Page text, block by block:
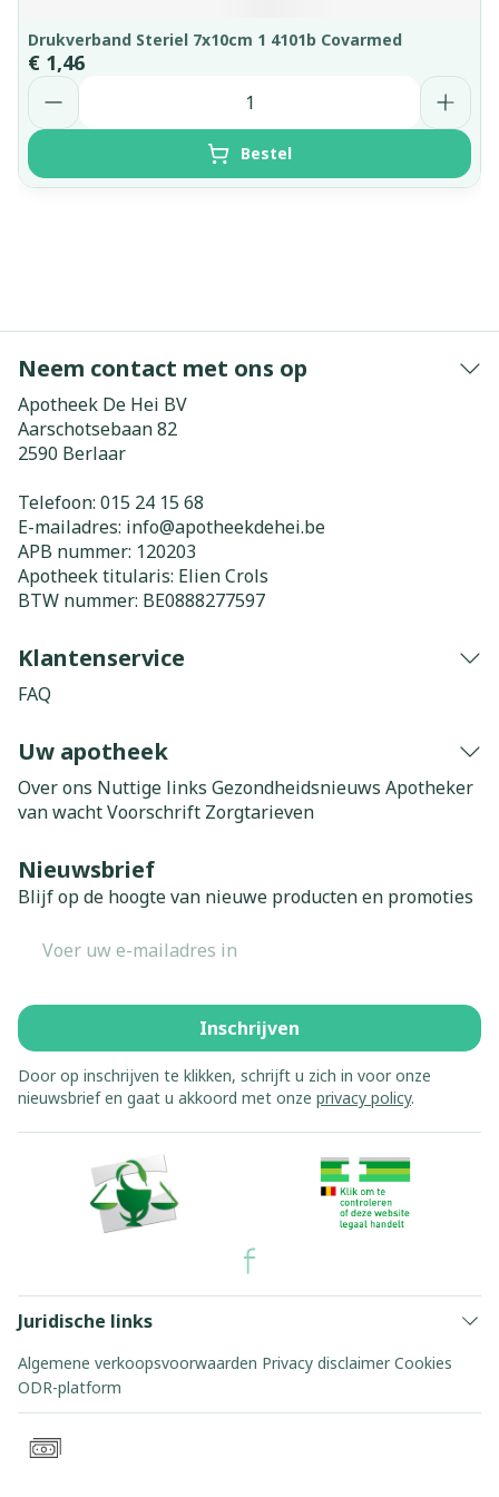
Drukverband Steriel 7x10cm 1 4101b Covarmed
€ 1,46
Aantal
Bestel
Neem contact met ons op
Apotheek De Hei BV
Aarschotsebaan 82
2590 Berlaar
Telefoon: 015 24 15 68
E-mailadres: info@apotheekdehei.be
APB nummer: 120203
Apotheek titularis: Elien Crols
BTW nummer: BE0888277597
Klantenservice
FAQ
Uw apotheek
Over ons Nuttige links Gezondheidsnieuws Apotheker
van wachtVoorschrift Zorgtarieven
Nieuwsbrief
Blijf op de hoogte van nieuwe producten en promoties
Inschrijven
Door op inschrijven te klikken, schrijft u zich in voor onze
nieuwsbrief en gaat u akkoord met onze privacy policy.
Juridische links
Algemene verkoopsvoorwaarden Privacy disclaimer Cookies
ODR-platform